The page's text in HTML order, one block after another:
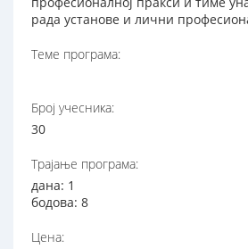
рада установе и лични
Теме програма:
Број учесника:
30
Трајање програма:
дана: 1
бодова: 8
Цена: